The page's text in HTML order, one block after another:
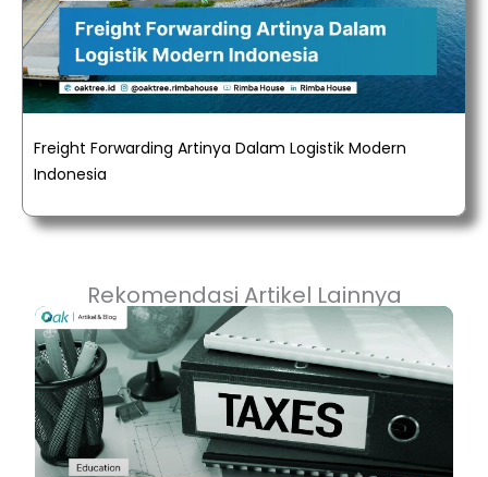
Freight Forwarding Artinya Dalam Logistik Modern
Indonesia
Rekomendasi Artikel Lainnya